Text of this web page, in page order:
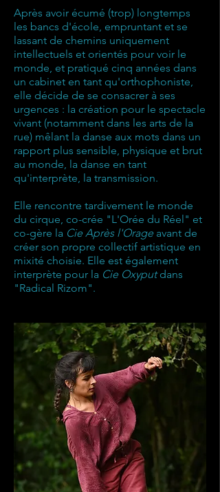
Après avoir écumé (trop) longtemps
les bancs d'école, empruntant et se
lassant de chemins uniquement
intellectuels et orientés pour voir le
monde, et pratiqué cinq années dans
un cabinet en tant qu'orthophoniste,
elle décide de se consacrer à ses
urgences : la création pour le spectacle
vivant (notamment dans les arts de la
rue) mêlant la danse aux mots dans un
rapport plus sensible, physique et brut
au monde, la danse en tant
qu'interprète, la transmission.
Elle rencontre tardivement le monde
du cirque, co-crée "L'Orée du Réel" et
co-gère la Cie Après l'Orage avant de
créer son propre collectif artistique en
mixité choisie. Elle est également
interprète pour la Cie Oxyputdans
"Radical Rizom".